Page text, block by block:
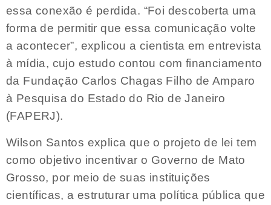
essa conexão é perdida. “Foi descoberta uma
forma de permitir que essa comunicação volte
a acontecer”, explicou a cientista em entrevista
à mídia, cujo estudo contou com financiamento
da Fundação Carlos Chagas Filho de Amparo
à Pesquisa do Estado do Rio de Janeiro
(FAPERJ).
Wilson Santos explica que o projeto de lei tem
como objetivo incentivar o Governo de Mato
Grosso, por meio de suas instituições
científicas, a estruturar uma política pública que